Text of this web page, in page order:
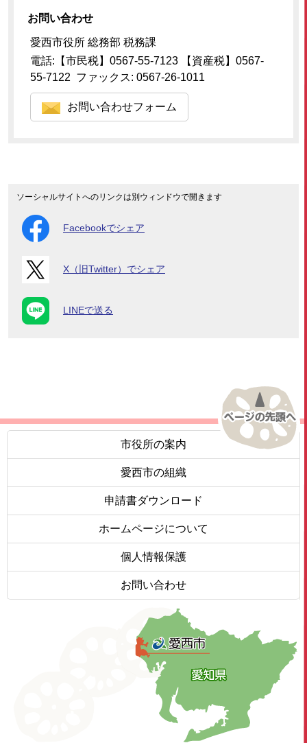
お問い合わせ
愛西市役所 総務部 税務課
電話:【市民税】0567-55-7123 【資産税】0567-
55-7122 ファックス: 0567-26-1011
お問い合わせフォーム
ソーシャルサイトへのリンクは別ウィンドウで開きます
Facebookでシェア
X（旧Twitter）でシェア
LINEで送る
市役所の案内
愛西市の組織
申請書ダウンロード
ホームページについて
個人情報保護
お問い合わせ